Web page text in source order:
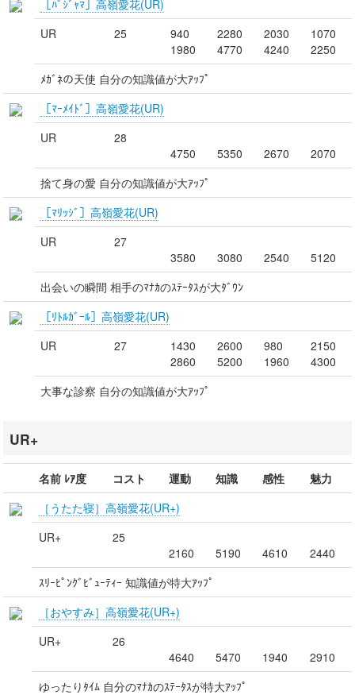
［ﾊﾟｼﾞｬﾏ］高嶺愛花(UR)
UR
25
940
1980
2280
4770
2030
4240
1070
2250
ﾒｶﾞﾈの天使 自分の知識値が大ｱｯﾌﾟ
［ﾏｰﾒｲﾄﾞ］高嶺愛花(UR)
UR
28
4750
5350 2670
2070
捨て身の愛 自分の知識値が大ｱｯﾌﾟ
［ﾏﾘｯｼﾞ］高嶺愛花(UR)
UR
27
3580
3080 2540
5120
出会いの瞬間 相手のﾏﾅｶのｽﾃｰﾀｽが大ﾀﾞｳﾝ
［ﾘﾄﾙｶﾞｰﾙ］高嶺愛花(UR)
UR
27
1430
2860
2600
5200
980
1960
2150
4300
大事な診察 自分の知識値が大ｱｯﾌﾟ
UR+
名前 ﾚｱ度 コスト 運動 知識 感性
魅力
［うたた寝］高嶺愛花(UR+)
UR+
25
2160
5190 4610
2440
ｽﾘｰﾋﾟﾝｸﾞﾋﾞｭｰﾃｨｰ 知識値が特大ｱｯﾌﾟ
［おやすみ］高嶺愛花(UR+)
UR+
26
4640
5470 1940
2910
ゆったりﾀｲﾑ 自分のﾏﾅｶのｽﾃｰﾀｽが特大ｱｯﾌﾟ